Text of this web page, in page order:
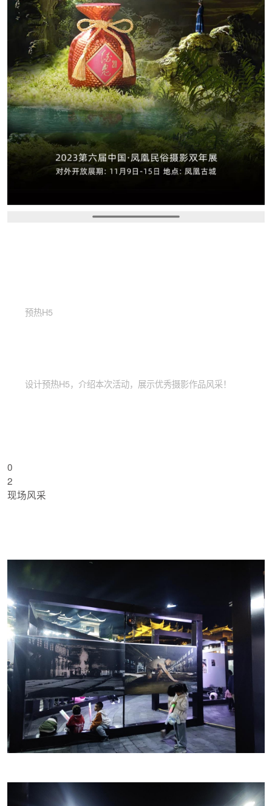
预热H5
设计预热H5，介绍本次活动，展示优秀摄影作品风采！
0
2
现场风采